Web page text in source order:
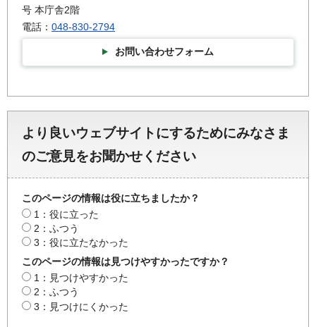
号 本庁舎2階
電話： 048-830-2794
お問い合わせフォーム
より良いウェブサイトにするためにみなさま
のご意見をお聞かせください
このページの情報は役に立ちましたか？
1：役に立った
2：ふつう
3：役に立たなかった
このページの情報は見つけやすかったですか？
1：見つけやすかった
2：ふつう
3：見つけにくかった